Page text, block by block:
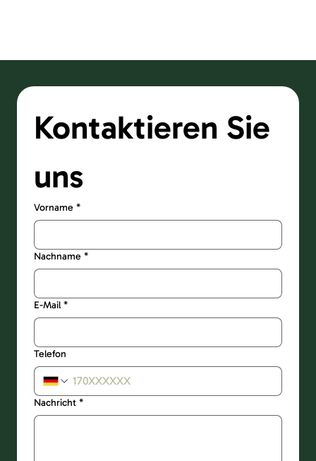
Kontaktieren Sie
uns
Vorname *
Nachname *
E-Mail *
Telefon
Nachricht *